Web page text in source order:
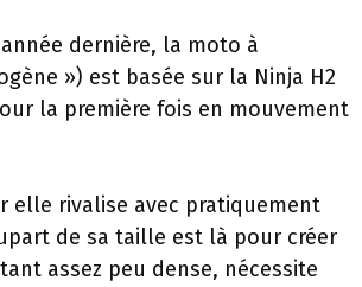
dernière, la moto à
») est basée sur la Ninja H2
la première fois en mouvement
elle rivalise avec pratiquement
de sa taille est là pour créer
assez peu dense, nécessite